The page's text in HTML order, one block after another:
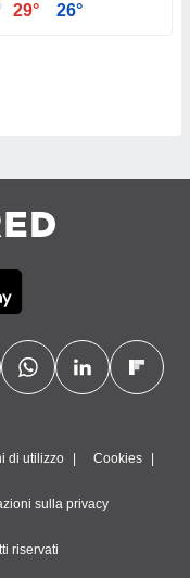
29° 26°
di utilizzo Cookies
sulla privacy
riservati